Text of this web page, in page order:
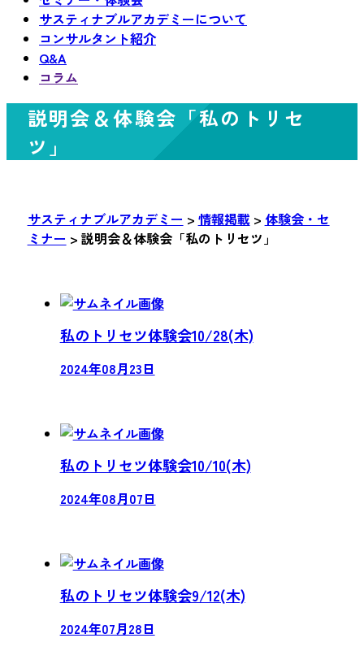
サスティナブルアカデミーについて
コンサルタント紹介
Q&A
コラム
説明会＆体験会「私のトリセ
ツ」
サスティナブルアカデミー > 情報掲載> 体験会・セ
ミナー > 説明会＆体験会「私のトリセツ」
私のトリセツ体験会10/28(木)
2024年08月23日
私のトリセツ体験会10/10(木)
2024年08月07日
私のトリセツ体験会9/12(木)
2024年07月28日